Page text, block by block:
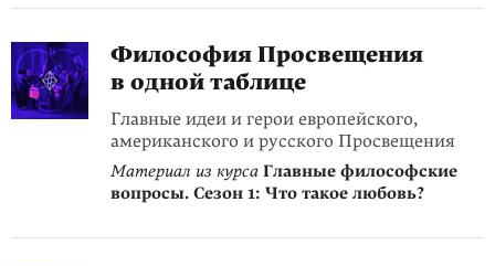
Философия Просвещения
в одной таблице
Главные идеи и герои европейского,
американского и русского Просвещения
Материал из курса Главные философские
вопросы. Сезон 1: Что такое любовь?